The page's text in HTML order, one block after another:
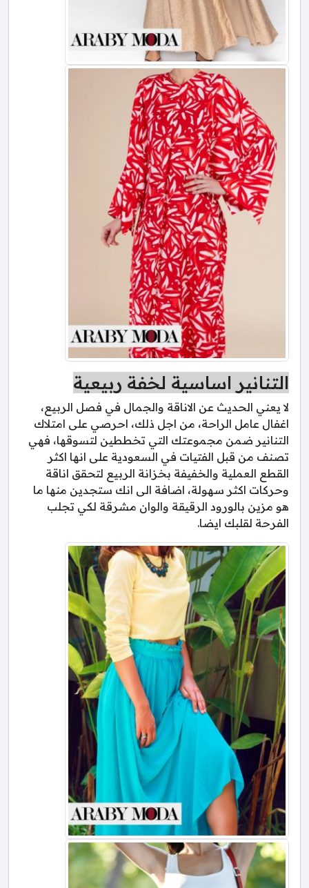
التنانير اساسية لخفة ربيعية
لا يعني الحديث عن الاناقة والجمال في فصل الربيع،
اغفال عامل الراحة، من اجل ذلك، احرصي على امتلاك
التنانير ضمن مجموعتك التي تخططين لتسوقها، فهي
تصنف من قبل الفتيات في السعودية على انها اكثر
القطع العملية والخفيفة بخزانة الربيع لتحقق اناقة
وحركات اكثر سهولة، اضافة الى انك ستجدين منها ما
هو مزين بالورود الرقيقة والوان مشرقة لكي تجلب
الفرحة لقلبك ايضا.